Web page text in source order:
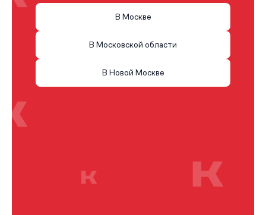
В Москве
В Московской области
В Новой Москве